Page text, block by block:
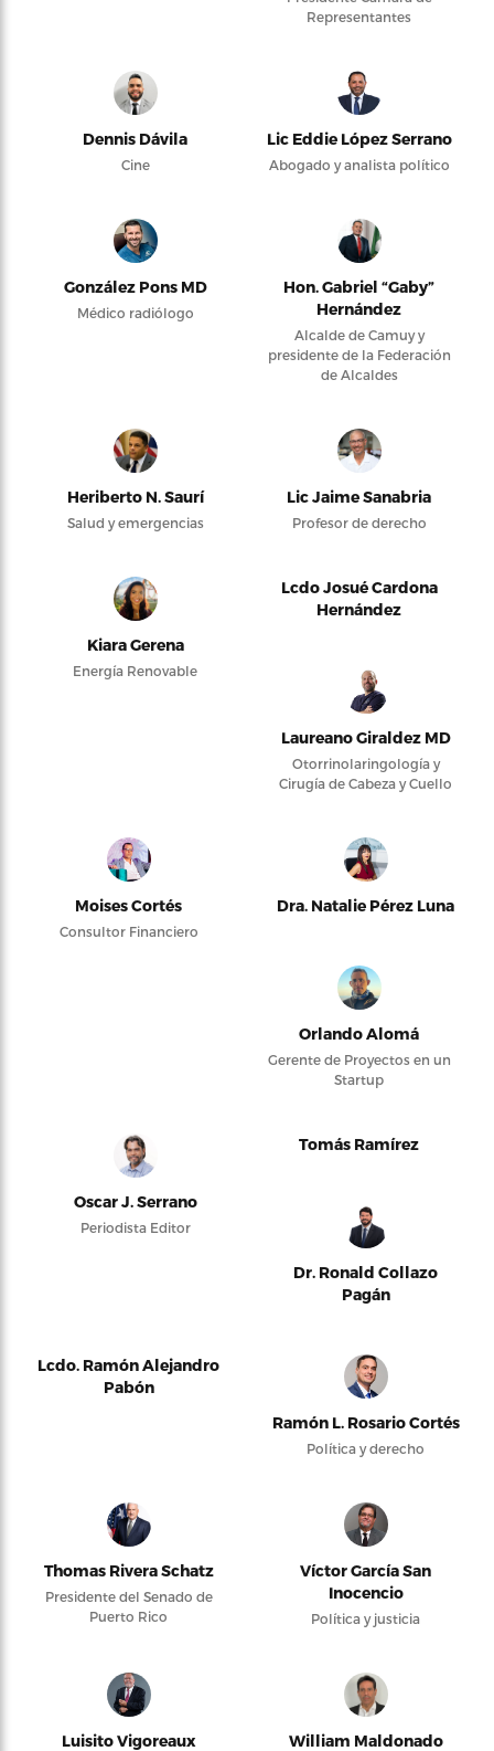
Representantes
Dennis Dávila
Cine
Lic Eddie López Serrano
Abogado y analista político
González Pons MD
Médico radiólogo
Hon. Gabriel “Gaby”
Hernández
Alcalde de Camuy y
presidente de la Federación
de Alcaldes
Heriberto N. Saurí
Salud y emergencias
Lic Jaime Sanabria
Profesor de derecho
Kiara Gerena
Energía Renovable
Lcdo Josué Cardona
Hernández
Laureano Giraldez MD
Otorrinolaringología y
Cirugía de Cabeza y Cuello
Moises Cortés
Consultor Financiero
Dra. Natalie Pérez Luna
Orlando Alomá
Gerente de Proyectos en un
Startup
Oscar J. Serrano
Periodista Editor
Tomás Ramírez
Dr. Ronald Collazo
Pagán
Lcdo. Ramón Alejandro
Pabón
Ramón L. Rosario Cortés
Política y derecho
Thomas Rivera Schatz
Presidente del Senado de
Puerto Rico
Víctor García San
Inocencio
Política y justicia
Luisito Vigoreaux William Maldonado